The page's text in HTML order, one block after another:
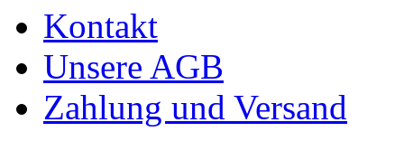
Kontakt
Unsere AGB
Zahlung und Versand